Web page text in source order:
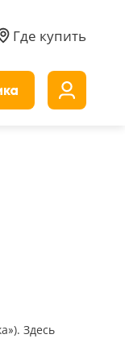
Где купить
Здесь
до